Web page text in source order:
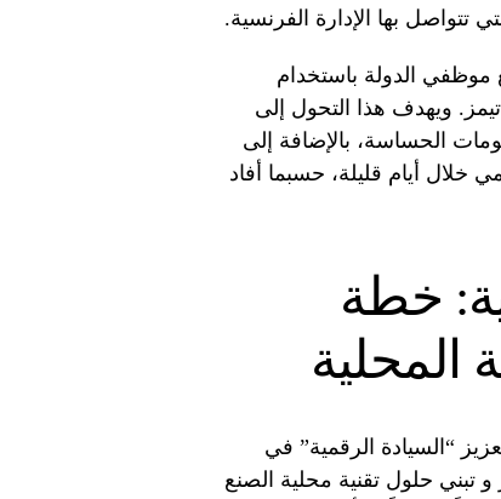
تتواصل بها الإدارة الفرنسية.
موظفي الدولة باستخدام
ويهدف هذا التحول إلى
الحساسة، بالإضافة إلى
خلال أيام قليلة، حسبما أفاد
خطة
المحلية
“السيادة الرقمية” في
تبني حلول تقنية محلية الصنع